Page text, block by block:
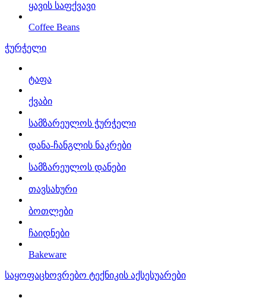
ყავის საფქვავი
Coffee Beans
ჭურჭელი
ტაფა
ქვაბი
სამზარეულოს ჭურჭელი
დანა-ჩანგლის ნაკრები
სამზარეულოს დანები
თავსახური
ბოთლები
ჩაიდნები
Bakeware
საყოფაცხოვრებო ტექნიკის აქსესუარები